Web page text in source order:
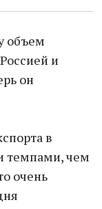
объем
и
он
в
темпами, чем
очень